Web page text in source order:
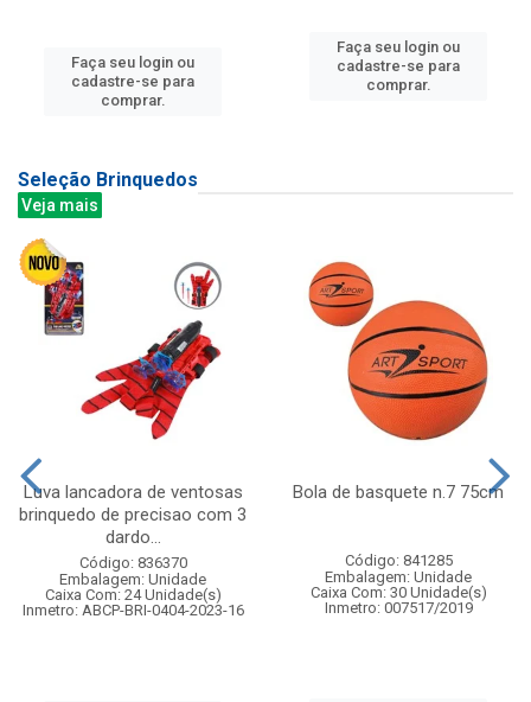
Faça seu login ou
cadastre-se para
comprar.
Faça seu login ou
cadastre-se para
comprar.
Seleção Brinquedos
Veja mais
Luva lancadora de ventosas
brinquedo de precisao com 3
dardo...
Código: 836370
Embalagem: Unidade
Caixa Com: 24 Unidade(s)
Inmetro: ABCP-BRI-0404-2023-16
Bola de basquete n.7 75cm
Código: 841285
Embalagem: Unidade
Caixa Com: 30 Unidade(s)
Inmetro: 007517/2019